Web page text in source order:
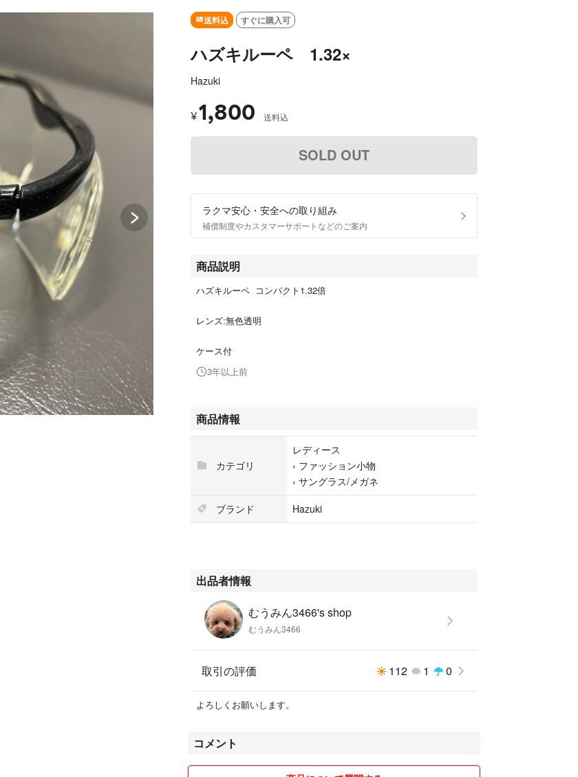
SOLD OUT
送料込 すぐに購入可
ハズキルーペ 1.32×
Hazuki
¥1,800 送料込
SOLD OUT
ラクマ安心・安全への取り組み
補償制度やカスタマーサポートなどのご案内
商品説明
ハズキルーペ コンパクト1.32倍
レンズ:無色透明
ケース付
3年以上前
商品情報
カテゴリ
レディース
› ファッション小物
› サングラス/メガネ
ブランド
Hazuki
出品者情報
むうみん3466's shop
むうみん3466
取引の評価 112 1 0
よろしくお願いします。
コメント